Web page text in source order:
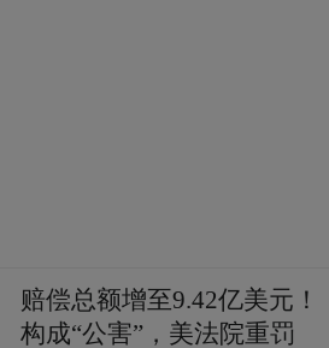
赔偿总额增至9.42亿美元！
构成“公害”，美法院重罚